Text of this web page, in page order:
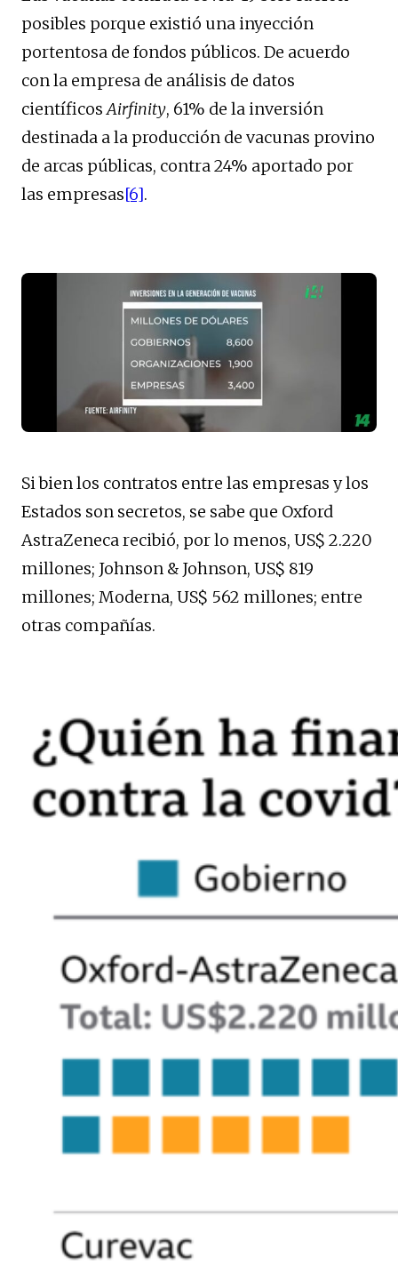
posibles porque existió una inyección
portentosa de fondos públicos. De acuerdo
con la empresa de análisis de datos
científicos Airfinity, 61% de la inversión
destinada a la producción de vacunas provino
de arcas públicas, contra 24% aportado por
las empresas[6].
Si bien los contratos entre las empresas y los
Estados son secretos, se sabe que Oxford
AstraZeneca recibió, por lo menos, US$ 2.220
millones; Johnson & Johnson, US$ 819
millones; Moderna, US$ 562 millones; entre
otras compañías.